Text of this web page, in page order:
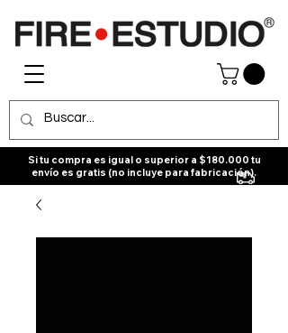
Si tu compra es igual o superior a $180.000 tu
envío es gratis (no incluye para fabricación).